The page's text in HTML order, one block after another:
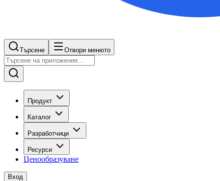
Търсене Отвори менюто
Продукт
Каталог
Разработчици
Ресурси
Ценообразуване
Вход